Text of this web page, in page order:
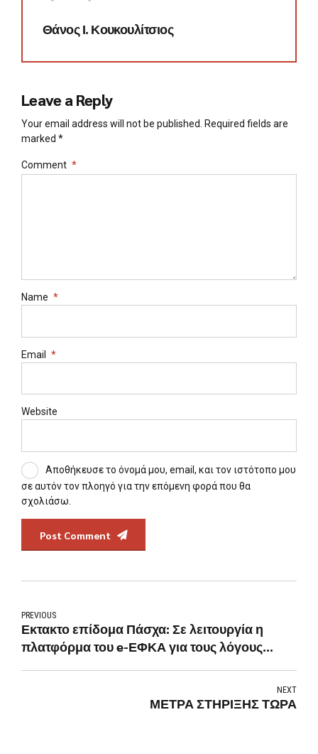
Θάνος Ι. Κουκουλίτσιος
Leave a Reply
Your email address will not be published. Required fields are
marked *
Comment *
Name *
Email *
Website
Αποθήκευσε το όνομά μου, email, και τον ιστότοπο μου
σε αυτόν τον πλοηγό για την επόμενη φορά που θα
σχολιάσω.
Post Comment
PREVIOUS
Εκτακτο επίδομα Πάσχα: Σε λειτουργία η
πλατφόρμα του e-ΕΦΚΑ για τους λόγους
NEXT
ΜΕΤΡΑ ΣΤΗΡΙΞΗΣ ΤΩΡΑ